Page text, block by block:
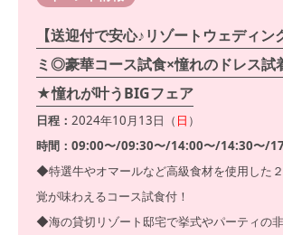
【送迎付で安心♪リゾートウェディン
ミ◎豪華コース試食×憧れのドレス試
★憧れが叶うBIGフェア
日程： 2024年10月13日（ 日 ）
時間：09:00〜/09:30〜/14:00〜/14:30〜/
◆特選牛やオマールなど高級食材を使用した
覚が味わえるコース試食付！
◆海の貸切リゾート邸宅で挙式やパーティの